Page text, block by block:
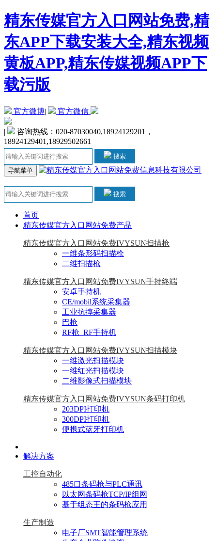
精东传媒官方入口网站免费,精
东APP下载安装大全,精东视频
黄板APP,精东传媒视频APP下
载污版
官方微博| 官方微信
|
咨询热线：020-87030040,18924129201，
18924129401,18929502661
搜索
导航菜单
搜索
首页
精东传媒官方入口网站免费产品
精东传媒官方入口网站免费IVYSUN扫描枪
一维条形码扫描枪
二维扫描枪
精东传媒官方入口网站免费IVYSUN手持终端
安卓手持机
CE/mobil系统采集器
工业抗摔采集器
巴枪
RF枪_RF手持机
精东传媒官方入口网站免费IVYSUN扫描模块
一维激光扫描模块
一维红光扫描模块
二维影像式扫描模块
精东传媒官方入口网站免费IVYSUN条码打印机
203DPI打印机
300DPI打印机
便携式蓝牙打印机
|
解决方案
工控自动化
485口条码枪与PLC通讯
以太网条码枪TCP/IP组网
基于组态王的条码枪应用
生产制造
电子厂SMT智能管理系统